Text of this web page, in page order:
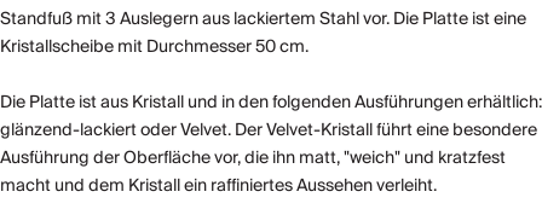
Standfuß mit 3 Auslegern aus lackiertem Stahl vor. Die Platte ist eine
Kristallscheibe mit Durchmesser 50 cm.
Die Platte ist aus Kristall und in den folgenden Ausführungen erhältlich:
glänzend-lackiert oder Velvet. Der Velvet-Kristall führt eine besondere
Ausführung der Oberfläche vor, die ihn matt, "weich" und kratzfest
macht und dem Kristall ein raffiniertes Aussehen verleiht.